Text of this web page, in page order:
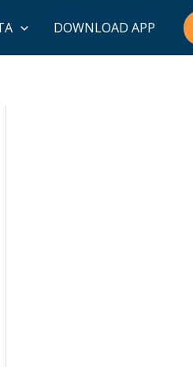
DOWNLOAD APP